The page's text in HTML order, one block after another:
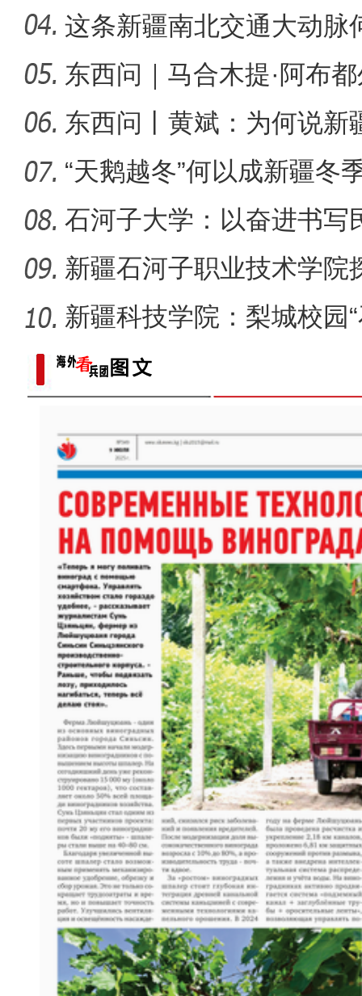
侨乡故事 | 喀什土陶技艺
桂
这条新疆南北交通大动脉
度”？
东西问｜马合木提·阿布
何以实
东西问丨黄斌：为何说新
一部交
“天鹅越冬”何以成新疆冬
石河子大学：以奋进书写
新疆石河子职业技术学院
同体意
新疆科技学院：梨城校园
绘“同心